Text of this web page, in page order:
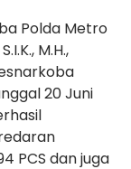
Polda Metro
M.H.,
20 Juni
PCS dan juga